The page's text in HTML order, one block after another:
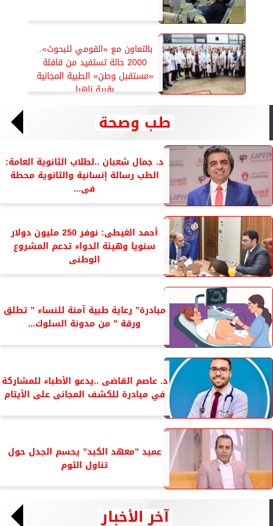
بالتعاون مع «القومي للبحوث»..
2000 حالة تستفيد من قافلة
«مستقبل وطن» الطبية المجانية
بقرية ناهيا
طب وصحة
د. جمال شعبان ..لطلاب الثانوية العامة:
الطب رسالة إنسانية والثانوية محطة
فى...
أحمد الغيطى: نوفر 250 مليون دولار
سنويا وهيئة الدواء تدعم المشروع
الوطنى
مبادرة” رعاية طبية آمنة للنساء ” تطلق
ورقة ” من مدونة السلوك...
د. عاصم القاضى ..يدعو الأطباء للمشاركة
في مبادرة للكشف المجانى على الأيتام
عميد ”معهد الكبد” يحسم الجدل حول
تناول الثوم
آخر الأخبار